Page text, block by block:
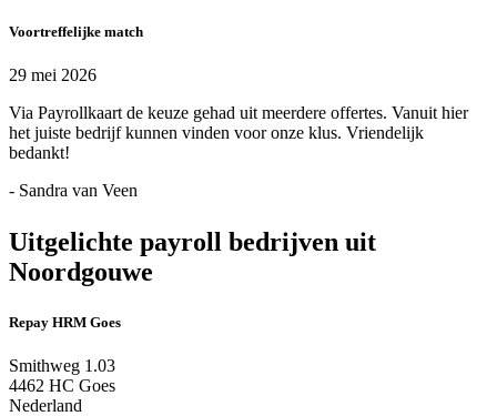
Voortreffelijke match
29 mei 2026
Via Payrollkaart de keuze gehad uit meerdere offertes. Vanuit hier
het juiste bedrijf kunnen vinden voor onze klus. Vriendelijk
bedankt!
- Sandra van Veen
Uitgelichte payroll bedrijven uit
Noordgouwe
Repay HRM Goes
Smithweg 1.03
4462 HC Goes
Nederland